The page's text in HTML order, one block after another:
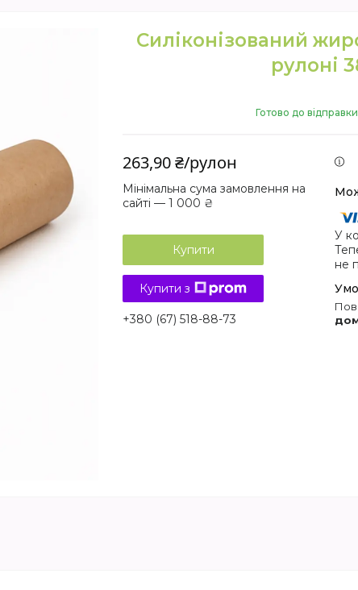
Силіконізований
рулоні
Готово до відправки
263,90 ₴/рулон
Мінімальна сума замовлення на
сайті — 1 000 ₴
Купити
Купити з
+380 (67) 518-88-73
У
не